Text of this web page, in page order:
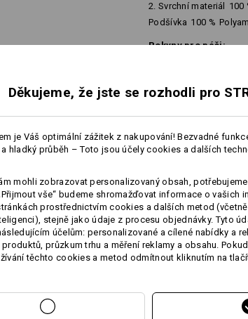
2. Svrchní materiál
100
Podšívka 100 %
Pokyny pro péči:
Personalizace:
INFORMACE
Děkujeme, že jste se rozhodli pro
je Váš optimální zážitek z nakupování! Bezvadné
a hladký průběh – Toto jsou účely cookies a dalších
mohli zobrazovat personalizovaný obsah,
vše“ budeme shromažďovat informace o vašich
prostřednictvím cookies a dalších metod
stejně jako údaje z procesu objednávky. Tyto
účelům: personalizované a cílené nabídky a
průzkum trhu a měření reklamy a obsahu.
těchto cookies a metod odmítnout kliknutím na